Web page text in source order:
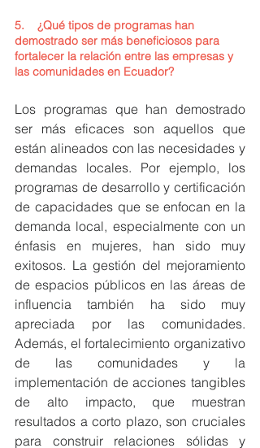
5. ¿Qué tipos de programas han
demostrado ser más beneficiosos para
fortalecer la relación entre las empresas y
las comunidades en Ecuador?
Los programas que han demostrado
ser más eficaces son aquellos que
están alineados con las necesidades y
demandas locales. Por ejemplo, los
programas de desarrollo y certificación
de capacidades que se enfocan en la
demanda local, especialmente con un
énfasis en mujeres, han sido muy
exitosos. La gestión del mejoramiento
de espacios públicos en las áreas de
influencia también ha sido muy
apreciada por las comunidades.
Además, el fortalecimiento organizativo
de las comunidades y la
implementación de acciones tangibles
de alto impacto, que muestran
resultados a corto plazo, son cruciales
para construir relaciones sólidas y